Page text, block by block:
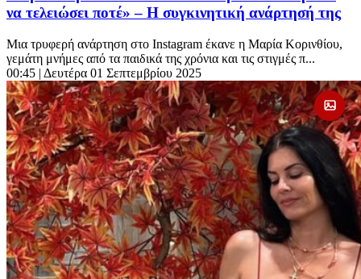
να τελειώσει ποτέ» – Η συγκινητική ανάρτησή της
Μια τρυφερή ανάρτηση στο Instagram έκανε η Μαρία Κορινθίου,
γεμάτη μνήμες από τα παιδικά της χρόνια και τις στιγμές π...
00:45 | Δευτέρα 01 Σεπτεμβρίου 2025